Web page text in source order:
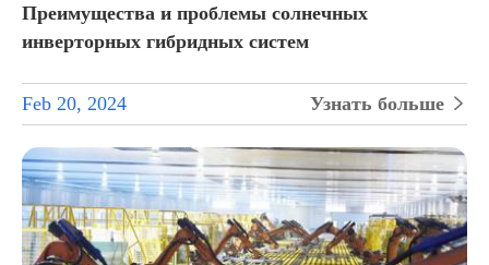
Преимущества и проблемы солнечных
инверторных гибридных систем
Feb 20, 2024 Узнать больше 